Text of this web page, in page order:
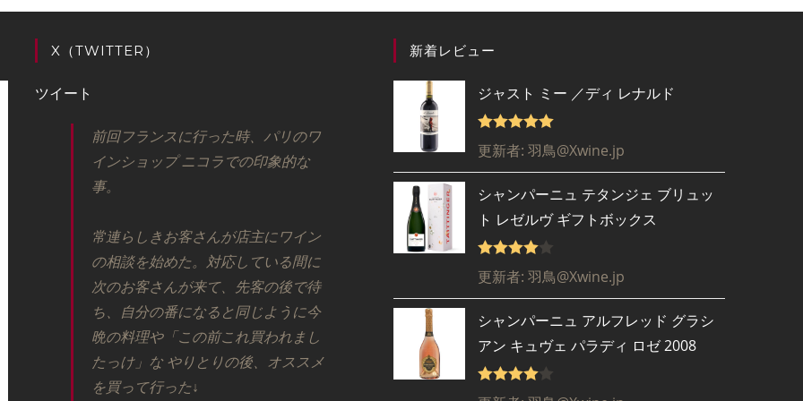
X（TWITTER）
ツイート
前回フランスに行った時、パリのワ
インショップ ニコラでの印象的な
事。
常連らしきお客さんが店主にワイン
の相談を始めた。対応している間に
次のお客さんが来て、先客の後で待
ち、自分の番になると同じように今
晩の料理や「この前これ買われまし
たっけ」な やりとりの後、オススメ
を買って行った↓
新着レビュー
ジャスト ミー ／ディ レナルド
5段階で5
更新者: 羽鳥@Xwine.jp
シャンパーニュ テタンジェ ブリュッ
ト レゼルヴ ギフトボックス
5段階で
更新者: 羽鳥@Xwine.jp
シャンパーニュ アルフレッド グラシ
アン キュヴェ パラディ ロゼ 2008
5段階で